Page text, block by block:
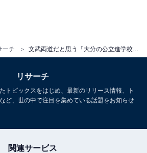
ーチ
リサーチ
トピックスをはじめ、最新のリリース情報、ト
ど、世の中で注目を集めている話題をお知らせ
関連サービス